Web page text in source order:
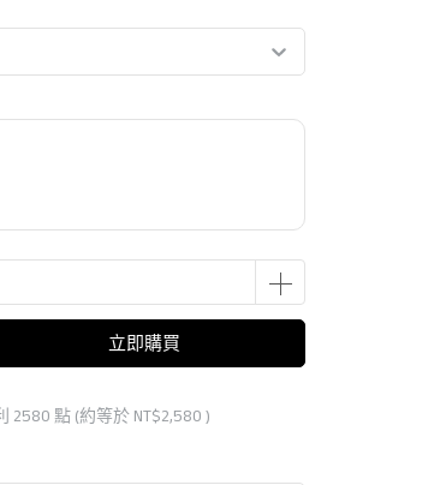
立即購買
2580 點 (約等於 NT$2,580 )